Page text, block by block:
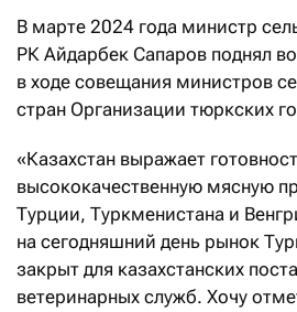
В марте 2024 года министр
РК Айдарбек Сапаров поднял
в ходе совещания министров
стран Организации тюркских
«Казахстан выражает
высококачественную мясную
Турции, Туркменистана и
на сегодняшний день рынок
закрыт для казахстанских
ветеринарных служб. Хочу